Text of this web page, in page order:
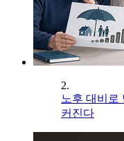
2.
노후 대비로
커진다